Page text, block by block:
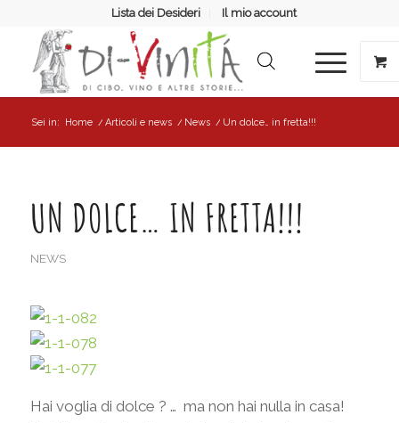
Lista dei Desideri Il mio account
Sei in: Home / Articoli e news / News / Un dolce… in fretta!!!
UN DOLCE… IN FRETTA!!!
NEWS
Hai voglia di dolce ? … ma non hai nulla in casa!